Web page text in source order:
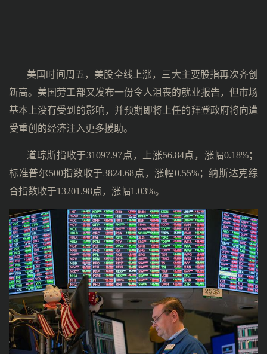
美国时间周五，美股全线上涨，三大主要股指再次齐创
新高。美国劳工部又发布一份令人沮丧的就业报告，但市场
基本上没有受到的影响，并预期即将上任的拜登政府将向遭
受重创的经济注入更多援助。
道琼斯指收于31097.97点，上涨56.84点，涨幅0.18%；
标准普尔500指数收于3824.68点，涨幅0.55%；纳斯达克综
合指数收于13201.98点，涨幅1.03%。